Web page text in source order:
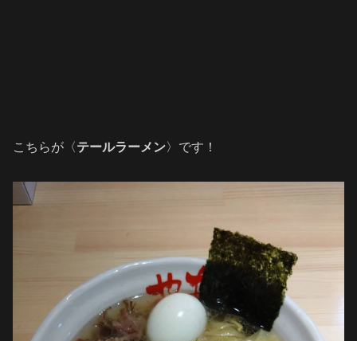
こちらが〈テールラーメン〉です！